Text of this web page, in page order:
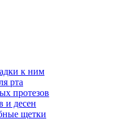
к ним
рта
протезов
и десен
щетки